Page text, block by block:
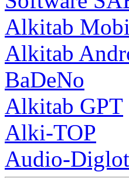
Alkitab
Alkitab
BaDeNo
Alkitab GPT
Alki-TOP
Audio-Diglot